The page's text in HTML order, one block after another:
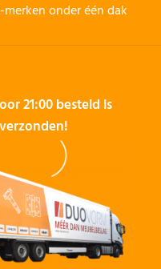
onder één dak
21:00 besteld is